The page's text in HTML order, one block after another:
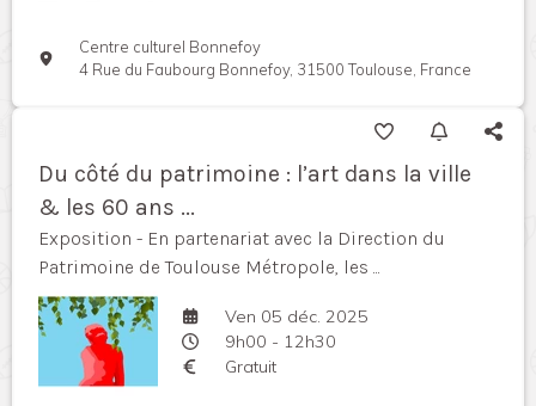
Centre culturel Bonnefoy
4 Rue du Faubourg Bonnefoy, 31500 Toulouse, France
Du côté du patrimoine : l’art dans la ville
& les 60 ans ...
Exposition - En partenariat avec la Direction du
Patrimoine de Toulouse Métropole, les ...
Ven 05 déc. 2025
9h00 - 12h30
Gratuit